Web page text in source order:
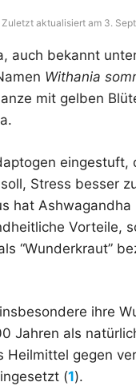
Zuletzt aktualisiert am 3.
auch bekannt
Withania
mit gelben
eingestuft,
Stress besser
hat Ashwagandha
Vorteile,
“Wunderkraut”
ihre
Jahren als
Heilmittel gegen
(1).